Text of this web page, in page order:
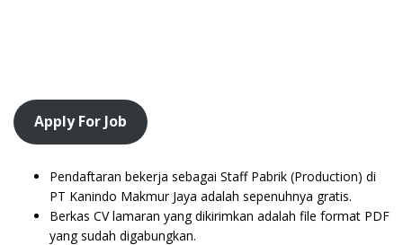
Apply For Job
Pendaftaran bekerja sebagai Staff Pabrik (Production) di
PT Kanindo Makmur Jaya adalah sepenuhnya gratis.
Berkas CV lamaran yang dikirimkan adalah file format PDF
yang sudah digabungkan.